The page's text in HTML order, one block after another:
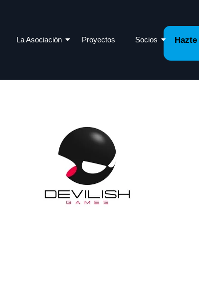
La Asociación Proyectos Socios